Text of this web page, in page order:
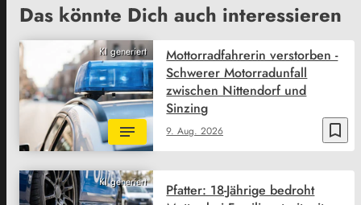
Das könnte Dich auch interessieren
KI generiert
bookmark_border
9. Aug. 2026
Mottorradfahrerin verstorben -
Schwerer Motorradunfall
zwischen Nittendorf und
Sinzing
KI generiert
Pfatter: 18-Jährige bedroht